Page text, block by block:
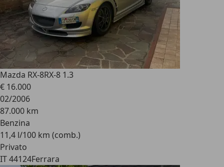
Mazda RX-8RX-8 1.3
€ 16.000
02/2006
87.000 km
Benzina
11,4 l/100 km (comb.)
Privato
IT 44124Ferrara